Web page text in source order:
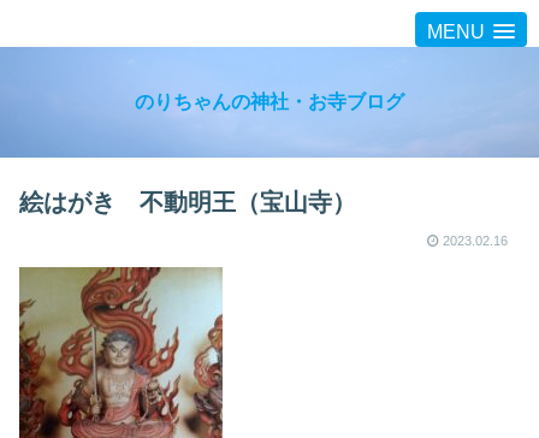
MENU
のりちゃんの神社・お寺ブログ
絵はがき 不動明王（宝山寺）
2023.02.16